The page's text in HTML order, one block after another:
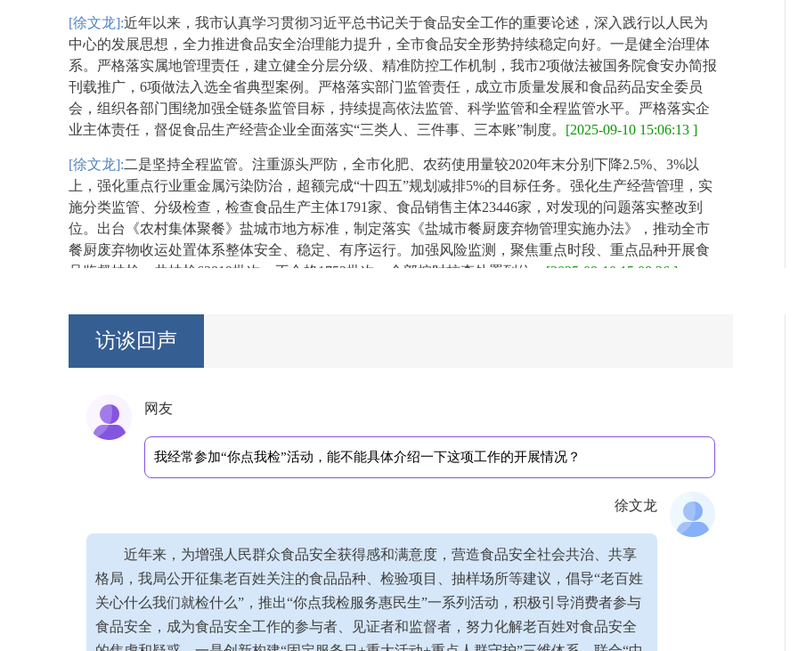
[徐文龙]:近年以来，我市认真学习贯彻习近平总书记关于食品安全工作的重要论述，深入践行以人民为
中心的发展思想，全力推进食品安全治理能力提升，全市食品安全形势持续稳定向好。一是健全治理体
系。严格落实属地管理责任，建立健全分层分级、精准防控工作机制，我市2项做法被国务院食安办简报
刊载推广，6项做法入选全省典型案例。严格落实部门监管责任，成立市质量发展和食品药品安全委员
会，组织各部门围绕加强全链条监管目标，持续提高依法监管、科学监管和全程监管水平。严格落实企
业主体责任，督促食品生产经营企业全面落实“三类人、三件事、三本账”制度。 [2025-09-10 15:06:13 ]
[徐文龙]:二是坚持全程监管。注重源头严防，全市化肥、农药使用量较2020年末分别下降2.5%、3%以
上，强化重点行业重金属污染防治，超额完成“十四五”规划减排5%的目标任务。强化生产经营管理，实
施分类监管、分级检查，检查食品生产主体1791家、食品销售主体23446家，对发现的问题落实整改到
位。出台《农村集体聚餐》盐城市地方标准，制定落实《盐城市餐厨废弃物管理实施办法》，推动全市
餐厨废弃物收运处置体系整体安全、稳定、有序运行。加强风险监测，聚焦重点时段、重点品种开展食
品监督抽检，共抽检63819批次，不合格1752批次，全部按时核查处置到位。 [2025-09-10 15:08:26 ]
项整治行动，依法打击违法违规行为。聚焦食品领域掺杂掺假、以次充好、幽灵外卖、违法广告、非法
使用添加剂等突出问题，组织开展农产品质量安全提升、“校园餐”治理、农村假冒伪劣食品整治、餐饮
质量安全提升等专项行动，共查办食品违法案件2099起。
[徐文龙]:
四是注重综合施策。强化宣传引导，举办全民营养周、科普日等活动，向社会公益事业团体捐
赠抽检合格备份食品价值达16万余元，推动食品法律法规进学校、进医院、进社区、进企业。强化社会
监督，开发运用“食安盐城 你点我检”平台，发布1000余批次检验结果。强化企业“吹哨人”、社会公众、
新闻媒体监督，努力营造食品安全社会治理良好氛围。
网友平安提问：能否请局长介绍一下，今年市场监管局在加强农产品质量安全监管方面采取了
一是压实市场及经营者主体责任。对全市263个农贸（农批）市场全面实行挂钩联系制度，张贴
发布《致广大农贸（农批）市场开办者、食用农产品经营者的一封信》，组织农贸（农批）市场开办
者、经营户签订农产品质量安全协议，完善风险管控清单，督促落实进货查验、索证索票制度，全力推
动主体责任落实。[2025-09-10 15:16:16 ]
访谈回声
网友
我经常参加“你点我检”活动，能不能具体介绍一下这项工作的开展情况？
徐文龙
近年来，为增强人民群众食品安全获得感和满意度，营造食品安全社会共治、共享
格局，我局公开征集老百姓关注的食品品种、检验项目、抽样场所等建议，倡导“老百姓
关心什么我们就检什么”，推出“你点我检服务惠民生”一系列活动，积极引导消费者参与
食品安全，成为食品安全工作的参与者、见证者和监督者，努力化解老百姓对食品安全